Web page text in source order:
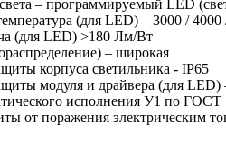
– программируемый LED
(для LED) – 3000 /
(для LED) >180 Лм/Вт
– широкая
корпуса светильника - IP65
модуля и драйвера (для LED)
исполнения У1 по ГОСТ
от поражения электрическим